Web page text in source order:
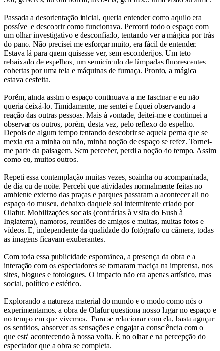
Passada a desorientação inicial, queria entender como aquilo era
possível e descobrir como funcionava. Percorri todo o espaço com
um olhar investigativo e desconfiado, tentando ver a mágica por trás
do pano. Não precisei me esforçar muito, era fácil de entender.
Estava lá para quem quisesse ver, sem esconderijos. Um teto
rebaixado de espelhos, um semicírculo de lâmpadas fluorescentes
cobertas por uma tela e máquinas de fumaça. Pronto, a mágica
estava desfeita.
Porém, ainda assim o espaço continuava a me fascinar e eu não
queria deixá-lo. Timidamente, me sentei e fiquei observando a
reação das outras pessoas. Mais à vontade, deitei-me e continuei a
observar os outros, porém, desta vez, pelo reflexo do espelho.
Depois de algum tempo tentando descobrir se aquela perna que se
mexia era a minha ou não, minha noção de espaço se refez. Tornei-
me parte da paisagem. Sem perceber, perdi a noção do tempo. Assim
como eu, muitos outros.
Repeti essa contemplação muitas vezes, sozinha ou acompanhada,
de dia ou de noite. Percebi que atividades normalmente feitas no
ambiente externo das praças e parques passaram a acontecer ali no
espaço do museu, debaixo daquele sol intermitente criado por
Olafur. Mobilizações sociais (contrárias à visita do Bush à
Inglaterra), namoros, reuniões de amigos e muitas, muitas fotos e
vídeos. E, independente da qualidade do fotógrafo ou câmera, todas
as imagens ficavam exuberantes.
Com toda essa publicidade espontânea, a presença da obra e a
interação com os espectadores se tornaram maciça na imprensa, nos
sites, blogues e fotologues. O impacto não era apenas artístico, mas
social, político e estético.
Explorando a natureza material do mundo e o modo como nós o
experimentamos, a obra de Olafur questiona nosso lugar no espaço e
no tempo em que vivemos. Para se relacionar com ela, basta aguçar
os sentidos, absorver as sensações e engajar a consciência com o
que está acontecendo à nossa volta. É no olhar e na percepção do
espectador que a obra se completa.